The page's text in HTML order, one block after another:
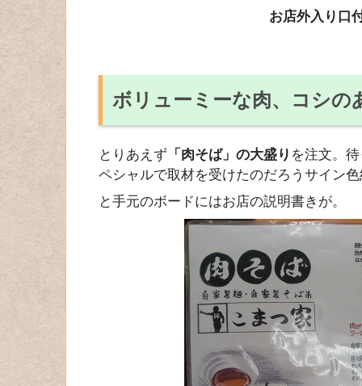
お店外入り口
ボリューミーな肉、コシの
とりあえず 「肉そば」の大盛り を注文。
ペシャルで取材を受けたのだろうサイン
と手元のボードにはお店の説明書きが。